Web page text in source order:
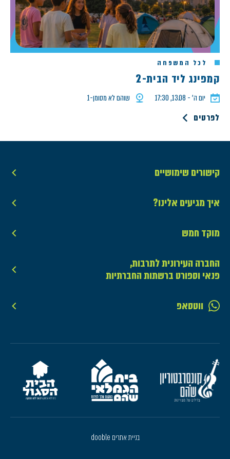
לכל המשפחה
קמפינג ליד הבית-2
יום ה׳ - 13.08, 17:30 שוהם לא מסומן-1
לפרטים
קישורים שימושיים
איך מגיעים אלינו?
מוקד חמש
החברה העירונית לתרבות,
פנאי וספורט ברשתות החברתיות
ווטסאפ
בניית אתרים dooble